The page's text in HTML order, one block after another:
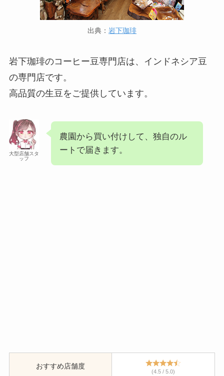
出典： 岩下珈琲
岩下珈琲のコーヒー豆専門店は、インドネシア豆
の専門店です。
高品質の生豆をご提供しています。
大型店舗スタ
ッフ
農園から買い付けして、独自のル
ートで届きます。
おすすめ店舗度
(4.5 / 5.0)